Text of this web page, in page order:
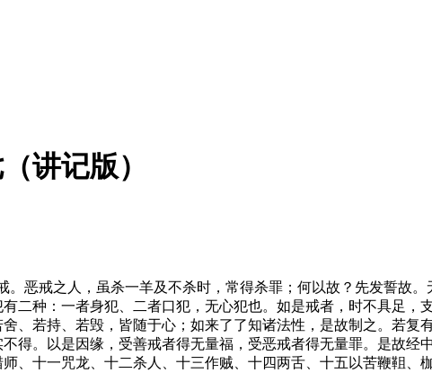
讲记版）
。恶戒之人，虽杀一羊及不杀时，常得杀罪；何以故？先发誓故
二种：一者身犯、二者口犯，无心犯也。如是戒者，时不具足
、若持、若毁，皆随于心；如来了了知诸法性，是故制之。若
得。以是因缘，受善戒者得无量福，受恶戒者得无量罪。是故
、十一咒龙、十二杀人、十三作贼、十四两舌、十五以苦鞭靻